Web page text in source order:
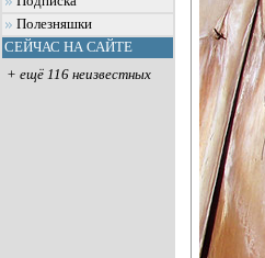
Полезняшки
СЕЙЧАС НА САЙТЕ
+ ещё 116 неизвестных